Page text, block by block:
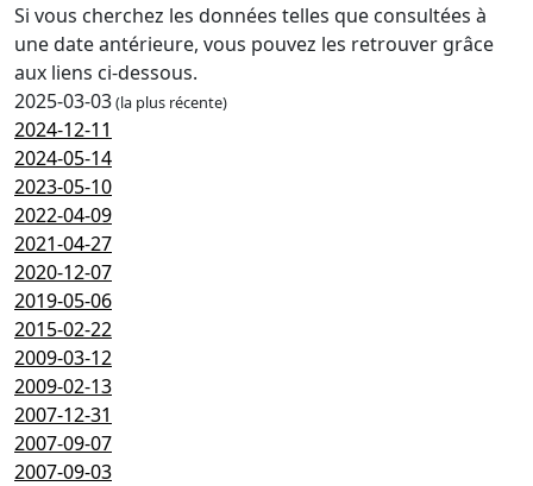
Si vous cherchez les données telles que consultées à
une date antérieure, vous pouvez les retrouver grâce
aux liens ci-dessous.
2025-03-03(la plus récente)
2024-12-11
2024-05-14
2023-05-10
2022-04-09
2021-04-27
2020-12-07
2019-05-06
2015-02-22
2009-03-12
2009-02-13
2007-12-31
2007-09-07
2007-09-03